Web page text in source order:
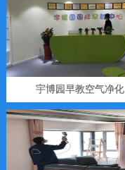
宇博园早教空气净化